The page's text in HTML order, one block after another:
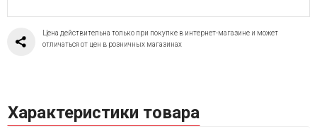
Цена действительна только при покупке в интернет-магазине и может
отличаться от цен в розничных магазинах
Характеристики товара